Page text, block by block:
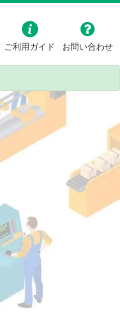
ご利用ガイド お問い合わせ